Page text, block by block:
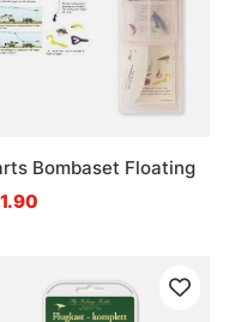
Bombaset Floating